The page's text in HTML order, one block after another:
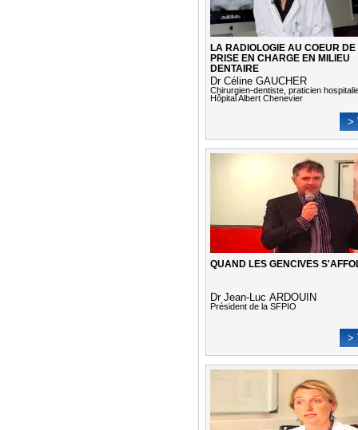
LA RADIOLOGIE AU COEUR DE
PRISE EN CHARGE EN MILIEU
DENTAIRE
Dr Céline GAUCHER
Chirurgien-dentiste, praticien
Hôpital Albert Chenevier
>
QUAND LES GENCIVES
Dr Jean-Luc ARDOUIN
Président de la SFPIO
>